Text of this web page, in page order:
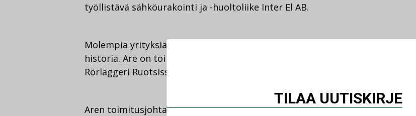
työllistävä sähköurakointi ja -huoltoliike Inter El AB.
Molempia yrityksiä yhdistää perheyrittäjyyden lisäksi pitkä, menestyksekäs
historia. Are on toiminut Suomessa jo 105 vuoden ajan ja Kungälvs
Rörläggeri Ruotsissa 85 vuotta.
Aren toimitusjohtaja Heikki Pesu korostaa, että nyt solmittu yrityskauppa ei
TILAA UUTISKIRJE